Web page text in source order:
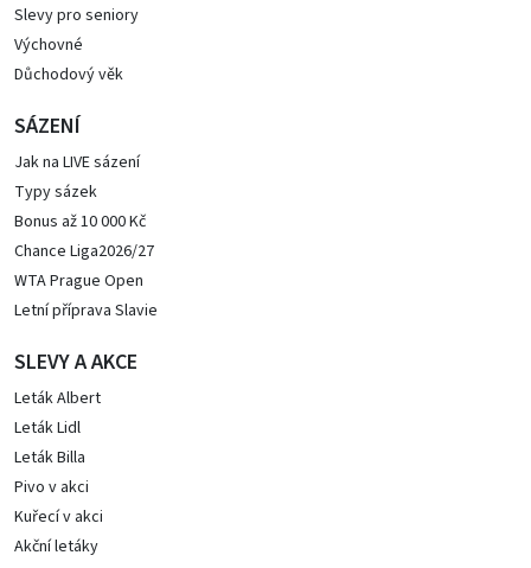
Slevy pro seniory
Výchovné
Důchodový věk
SÁZENÍ
Jak na LIVE sázení
Typy sázek
Bonus až 10 000 Kč
Chance Liga2026/27
WTA Prague Open
Letní příprava Slavie
SLEVY A AKCE
Leták Albert
Leták Lidl
Leták Billa
Pivo v akci
Kuřecí v akci
Akční letáky